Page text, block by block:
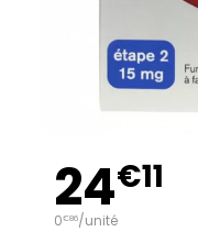
24€11
0€86/unité